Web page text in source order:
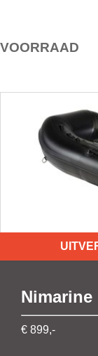
VOORRAAD
Nimarine
€ 899,-